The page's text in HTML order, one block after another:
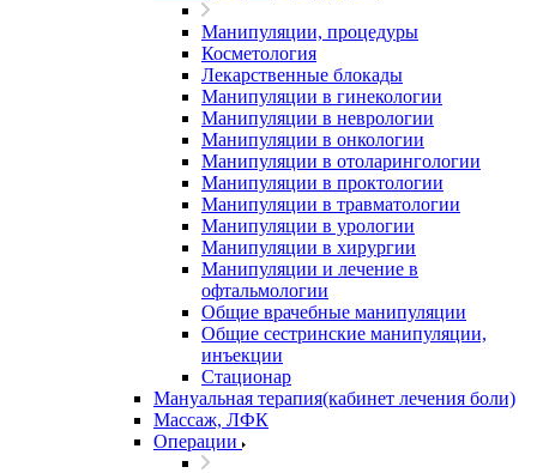
Манипуляции, процедуры
Косметология
Лекарственные блокады
Манипуляции в гинекологии
Манипуляции в неврологии
Манипуляции в онкологии
Манипуляции в отоларингологии
Манипуляции в проктологии
Манипуляции в травматологии
Манипуляции в урологии
Манипуляции в хирургии
Манипуляции и лечение в
офтальмологии
Общие врачебные манипуляции
Общие сестринские манипуляции,
инъекции
Стационар
Мануальная терапия(кабинет лечения боли)
Массаж, ЛФК
Операции